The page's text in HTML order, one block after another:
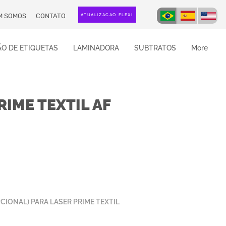
SOMOS CONTATO ATUALIZAÇÃO FLEXI
DE ETIQUETAS LAMINADORA SUBTRATOS More
TEXTIL AF
PARA LASER PRIME TEXTIL